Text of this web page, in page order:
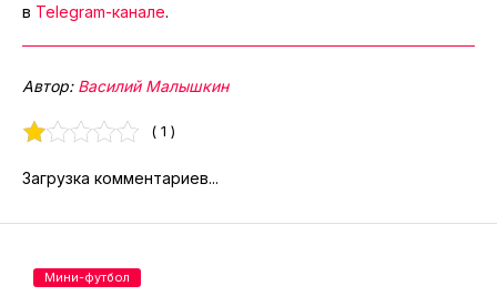
в Telegram-канале.
Автор: Василий Малышкин
( 1 )
Загрузка комментариев...
Мини-футбол